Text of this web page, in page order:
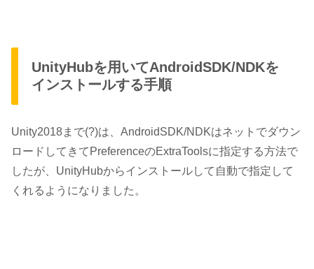
UnityHubを用いてAndroidSDK/NDKを
インストールする手順
Unity2018まで(?)は、AndroidSDK/NDKはネットでダウン
ロードしてきてPreferenceのExtraToolsに指定する方法で
したが、UnityHubからインストールして自動で指定して
くれるようになりました。